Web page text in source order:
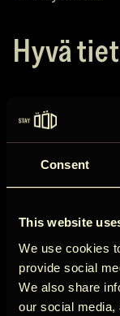
Consent
This website
We use cookies
provide social
We also share
our social media,
Hyvä
Tarkista ennen
Cancellation
Peruutus
alkamista 100